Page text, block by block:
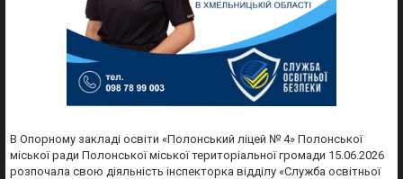
В Опорному закладі освіти «Полонський ліцей № 4» Полонської
міської ради Полонської міської територіальної громади 15.06.2026
розпочала свою діяльність інспекторка відділу «Служба освітньої